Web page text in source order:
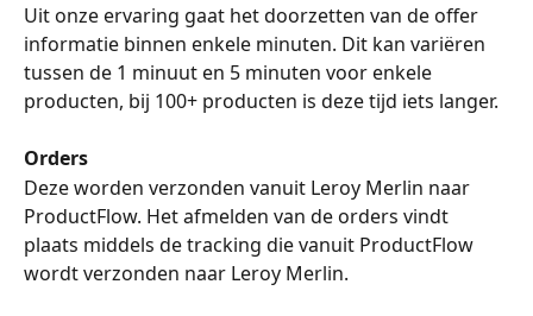
Uit onze ervaring gaat het doorzetten van de offer
informatie binnen enkele minuten. Dit kan variëren
tussen de 1 minuut en 5 minuten voor enkele
producten, bij 100+ producten is deze tijd iets langer.
Orders
Deze worden verzonden vanuit Leroy Merlin naar
ProductFlow. Het afmelden van de orders vindt
plaats middels de tracking die vanuit ProductFlow
wordt verzonden naar Leroy Merlin.